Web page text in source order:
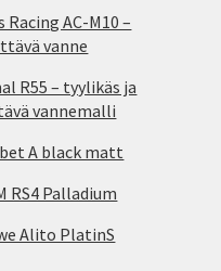
Racing AC-M10 –
vanne
R55 – tyylikäs ja
vannemalli
A black matt
RS4 Palladium
Alito PlatinS